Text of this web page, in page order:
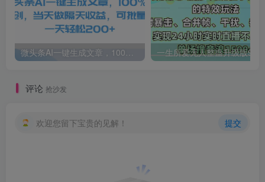
评论 抢沙发
欢迎您留下宝贵的见解！ 提交